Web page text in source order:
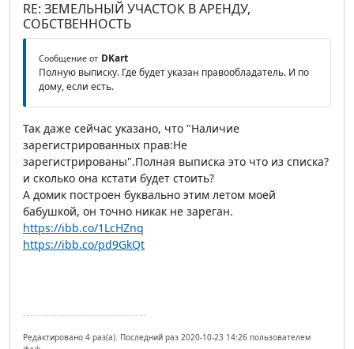
RE: ЗЕМЕЛЬНЫЙ УЧАСТОК В АРЕНДУ,
СОБСТВЕННОСТЬ
Сообщение от DKart
Полную выписку. Где будет указан правообладатель. И по
дому, если есть.
Так даже сейчас указано, что "Наличие
зарегистрированных прав:Не
зарегистрированы".Полная выписка это что из списка?
и сколько она кстати будет стоить?
А домик построен буквально этим летом моей
бабушкой, он точно никак не зареган.
https://ibb.co/1LcHZnq
https://ibb.co/pd9GkQt
Редактировано 4 раз(а). Последний раз 2020-10-23 14:26 пользователем